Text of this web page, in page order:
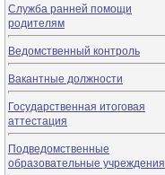
Служба ранней помощи
родителям
Ведомственный контроль
Вакантные должности
Государственная итоговая
аттестация
Подведомственные
образовательные учреждения